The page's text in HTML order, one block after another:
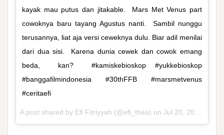
kayak mau putus dan jitakable. Mars Met Venus part
cowoknya baru tayang Agustus nanti. Sambil nunggu
terusannya, liat aja versi ceweknya dulu. Biar adil menilai
dari dua sisi. Karena dunia cewek dan cowok emang
beda, kan? #kamiskebioskop #yukkebioskop
#banggafilmindonesia #30thFFB #marsmetvenus
#ceritaefi
A post shared by Efi Fitriyyah (@efi_thea) on Jul 20, 2017 at 6:37am PDT